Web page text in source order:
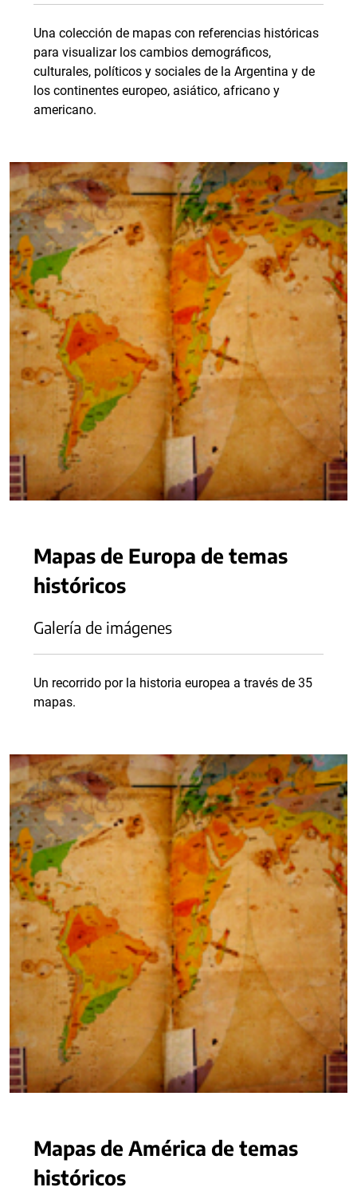
Una colección de mapas con referencias históricas
para visualizar los cambios demográficos,
culturales, políticos y sociales de la Argentina y de
los continentes europeo, asiático, africano y
americano.
Mapas de Europa de temas
históricos
Galería de imágenes
Un recorrido por la historia europea a través de 35
mapas.
Mapas de América de temas
históricos